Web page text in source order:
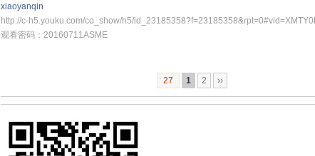
xiaoyanqin
http://c-h5.youku.com/co_show/h5/
观看密码：20160711ASME
27 1 2 ››